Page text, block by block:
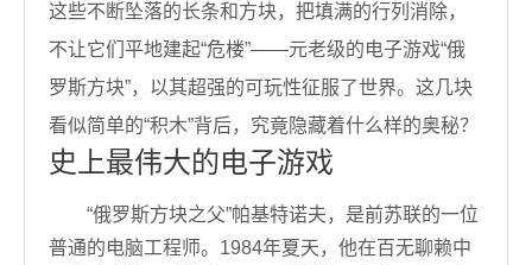
这些不断坠落的长条和方块，把填满的行列消除，
不让它们平地建起“危楼”——元老级的电子游戏“俄
罗斯方块”，以其超强的可玩性征服了世界。这几块
看似简单的“积木”背后，究竟隐藏着什么样的奥秘？
史上最伟大的电子游戏
“俄罗斯方块之父”帕基特诺夫，是前苏联的一位
普通的电脑工程师。1984年夏天，他在百无聊赖中